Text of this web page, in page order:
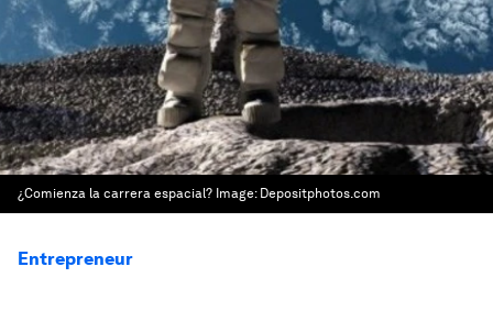
¿Comienza la carrera espacial? Image: Depositphotos.com
Entrepreneur